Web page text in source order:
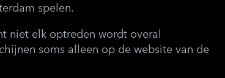
spelen.
niet elk optreden wordt overal
soms alleen op de website van de